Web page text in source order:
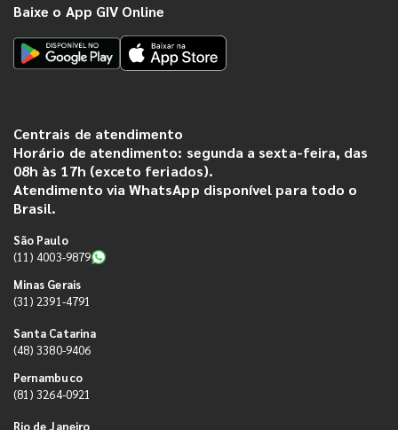
Baixe o App GIV Online
Centrais de atendimento
Horário de atendimento: segunda a sexta-feira, das
08h às 17h (exceto feriados).
Atendimento via WhatsApp disponível para todo o
Brasil.
São Paulo
(11) 4003-9879
Minas Gerais
(31) 2391-4791
Santa Catarina
(48) 3380-9406
Pernambuco
(81) 3264-0921
Rio de Janeiro